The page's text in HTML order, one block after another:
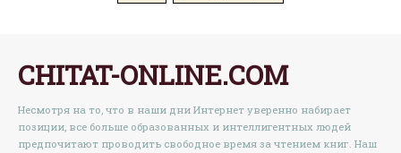
CHITAT-ONLINE.COM
Несмотря на то, что в наши дни Интернет уверенно набирает
позиции, все больше образованных и интеллигентных людей
предпочитают проводить свободное время за чтением книг. Наш